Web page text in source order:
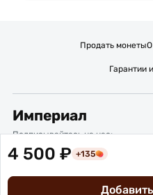
4 500 ₽ +135
Продать монетыО
Гарантии
Империал
Подписывайтесь на нас:
Вакансии
Политика обработки